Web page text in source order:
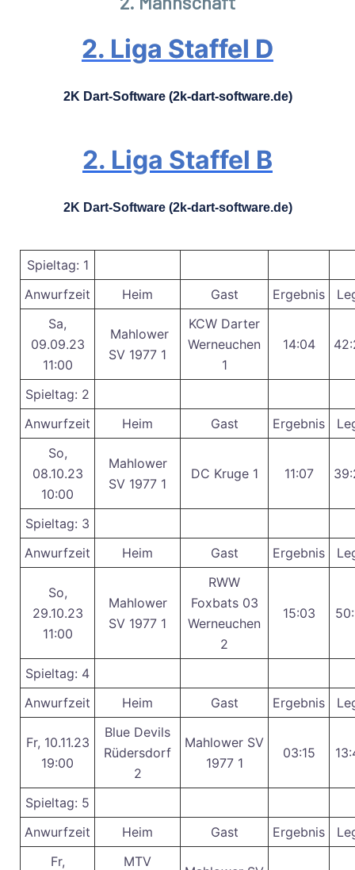
2. Liga Staffel D
2K Dart-Software (2k-dart-software.de)
2. Liga Staffel B
2K Dart-Software (2k-dart-software.de)
Spieltag: 1
Anwurfzeit
Heim Gast Ergebnis
Sa,
09.09.23
11:00
Mahlower
SV 1977 1
KCW Darter
Werneuchen
1
14:04
Spieltag: 2
Anwurfzeit
Heim Gast Ergebnis
So,
08.10.23
10:00
Mahlower
SV 1977 1
DC Kruge 1 11:07
Spieltag: 3
Anwurfzeit
Heim Gast Ergebnis
So,
29.10.23
11:00
Mahlower
SV 1977 1
RWW
Foxbats 03
Werneuchen
2
15:03
Spieltag: 4
Anwurfzeit
Heim Gast Ergebnis
Fr, 10.11.23
19:00
Blue Devils
Rüdersdorf
2
Mahlower SV
1977 1
03:15
Spieltag: 5
Anwurfzeit
Heim Gast Ergebnis
Fr,
MTV